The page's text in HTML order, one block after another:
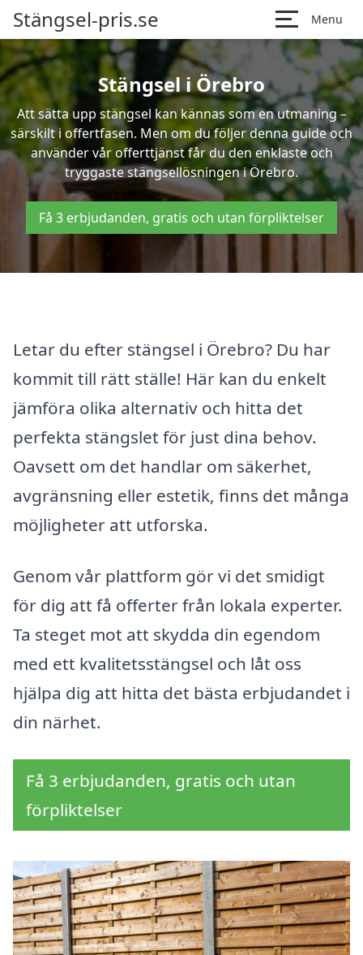
Stängsel-pris.se Menu
Stängsel i Örebro
Att sätta upp stängsel kan kännas som en utmaning –
särskilt i offertfasen. Men om du följer denna guide och
använder vår offerttjänst får du den enklaste och
tryggaste stängsellösningen i Örebro.
Få 3 erbjudanden, gratis och utan förpliktelser
Letar du efter stängsel i Örebro? Du har
kommit till rätt ställe! Här kan du enkelt
jämföra olika alternativ och hitta det
perfekta stängslet för just dina behov.
Oavsett om det handlar om säkerhet,
avgränsning eller estetik, finns det många
möjligheter att utforska.
Genom vår plattform gör vi det smidigt
för dig att få offerter från lokala experter.
Ta steget mot att skydda din egendom
med ett kvalitetsstängsel och låt oss
hjälpa dig att hitta det bästa erbjudandet i
din närhet.
Få 3 erbjudanden, gratis och utan
förpliktelser